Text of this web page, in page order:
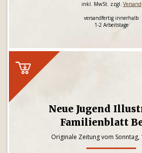
inkl. MwSt. zzgl. Versand
versandfertig innerhalb
1-2 Arbeitstage
Neue Jugend
Familienblatt
Originale Zeitung vom Sonntag,